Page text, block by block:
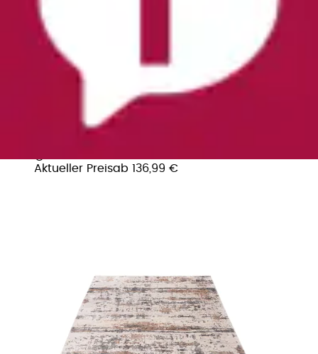
Teppich »My Jewel of Obsession 960« rechteckig
7 mm Höhe modernes abstraktes Design,...
Obsession
€
Aktueller Preisab 136,99 €